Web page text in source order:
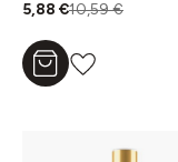
5,88 €10,59 €
Aggiungi al carrello